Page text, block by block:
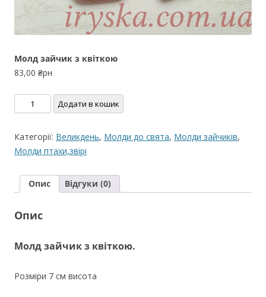
Молд зайчик з квіткою
83,00 ₴рн
Молд
зайчик
квіткою
кількість
Додати в кошик
Категорії: Великдень, Молди до свята, Молди зайчиків,
Молди птахи,звірі
Опис Відгуки (0)
Опис
Молд зайчик з квіткою.
Розміри 7 см висота